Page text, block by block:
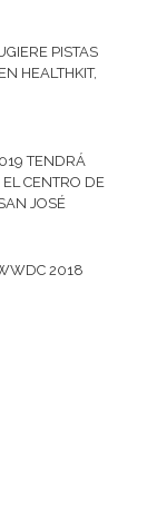
PISTAS
HEALTHKIT,
TENDRÁ
CENTRO DE
JOSÉ
2018